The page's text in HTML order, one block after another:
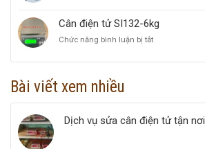
OCS
Cân điện tử SI132-6kg
Chức năng bình luận bị tắt
điện
Bài viết xem nhiều
Dịch vụ sửa cân điện tử tận nơi